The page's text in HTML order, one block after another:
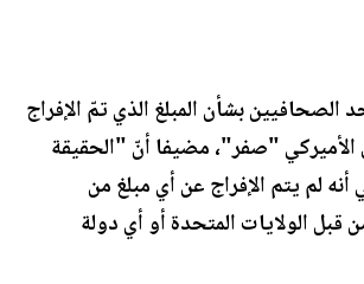
بشأن المبلغ الذي تمّ الإفراج
الأميركي "صفر"، مضيفا أنّ "الحقيقة
أنه لم يتم الإفراج عن أي مبلغ من
قبل الولايات المتحدة أو أي دولة